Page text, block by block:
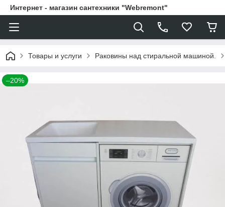
Интернет - магазин сантехники "Webremont"
Товары и услуги Раковины над стиральной машиной.
–20%